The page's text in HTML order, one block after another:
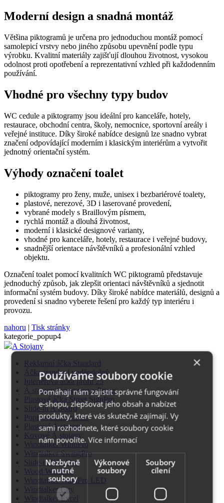
Moderní design a snadná montáž
Většina piktogramů je určena pro jednoduchou montáž pomocí
samolepicí vrstvy nebo jiného způsobu upevnění podle typu
výrobku. Kvalitní materiály zajišťují dlouhou životnost, vysokou
odolnost proti opotřebení a reprezentativní vzhled při každodenním
používání.
Vhodné pro všechny typy budov
WC cedule a piktogramy jsou ideální pro kanceláře, hotely,
restaurace, obchodní centra, školy, nemocnice, sportovní areály i
veřejné instituce. Díky široké nabídce designů lze snadno vybrat
značení odpovídající moderním i klasickým interiérům a vytvořit
jednotný orientační systém.
Výhody označení toalet
piktogramy pro ženy, muže, unisex i bezbariérové toalety,
plastové, nerezové, 3D i laserované provedení,
vybrané modely s Braillovým písmem,
rychlá montáž a dlouhá životnost,
moderní i klasické designové varianty,
vhodné pro kanceláře, hotely, restaurace i veřejné budovy,
snadnější orientace návštěvníků a profesionální vzhled
objektu.
Označení toalet pomocí kvalitních WC piktogramů představuje
jednoduchý způsob, jak zlepšit orientaci návštěvníků a sjednotit
informační systém budovy. Díky široké nabídce materiálů, designů a
provedení si snadno vyberete řešení pro každý typ interiéru i
provozu.
nahoru | Tisk stránky
kategorie_popup4
A Stojany
Reklamní áčka Standard
Áčka standard voděodolný
Interiérová áčka profil 25
Á stojany Compasso a Prime
Plastové áčka Street SignPro
Slide-in A Board
Popisovatelné tabule
Plastové Á stojany
Kovové Á stojany
Windtalker WindPro
Windtalker SwingPro
Slide-in WindPro
Wood WindPro
Windtalker WindPro LED
Windtalker City
Windtalker Excel
×
Používáme soubory cookie
Pomáhají nám zajistit správné fungování
e-shopu, zlepšovat jeho obsah a nabízet
produkty, které vás skutečně zajímají. Vy
sami rozhodnete, které soubory cookie
nám povolíte.Více informací
Nezbytně
nutné
soubory
Výkonové
soubory
Soubory
cílení